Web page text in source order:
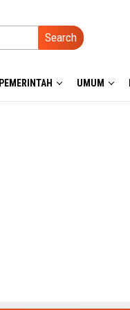
Search
PEMERINTAH UMUM